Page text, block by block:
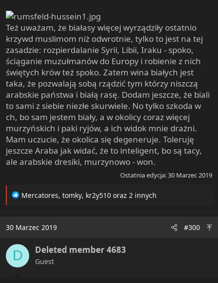
Też uważam, że białasy więcej wyrządziły ostatnio
krzywd muslimom niż odwrotnie, tylko to jest na tej
zasadzie: rozpierdalanie Syrii, Libii, Iraku - spoko,
ściąganie muzułmanów do Europy i robienie z nich
świętych krów też spoko. Zatem wina białych jest
taka, że pozwalają sobą rządzić tym którzy niszczą
arabskie państwa i białą rasę. Dodam jeszcze, że biali
to sami z siebie niezłe skurwiele. No tylko szkoda w
ch, bo sam jestem biały, a w okolicy coraz więcej
murzyńskich i paki ryjów, a ich widok mnie drażni.
Mam uczucie, że okolica się degeneruje. Toleruję
jeszcze Araba jak widać, że to inteligent, bo są tacy,
ale arabskie dresiki, murzynowo - won.
Ostatnia edycja:30 Marzec 2019
R
t
o
n
s
Mercatores, tomky, kr2y510 oraz 2 innych
30 Marzec 2019 #300
D Deleted member 4683
Guest